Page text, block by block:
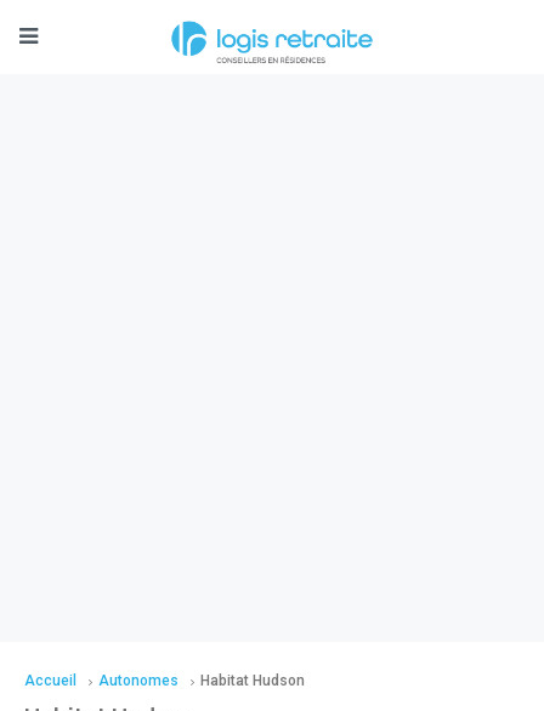
Accueil Autonomes Habitat Hudson